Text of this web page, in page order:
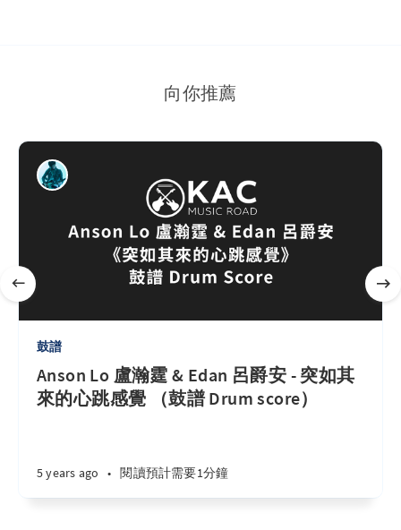
向你推薦
鼓譜
Anson Lo 盧瀚霆 & Edan 呂爵安 - 突如其
來的心跳感覺 （鼓譜 Drum score）
5 years ago • 閱讀預計需要1分鐘